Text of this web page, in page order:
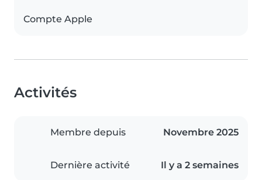
Compte Apple
Activités
Membre depuis Novembre 2025
Dernière activité Il y a 2 semaines